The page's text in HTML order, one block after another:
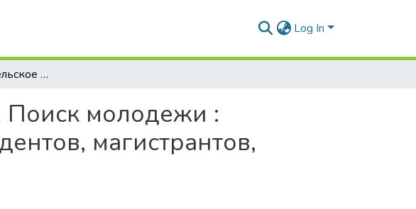
Log In
Мелиорация и сельское строительство. Поиск молодежи : материалы Респ. науч.-практ. конф. студентов, магистрантов, аспирантов и соискателей
Поиск молодежи :
магистрантов,